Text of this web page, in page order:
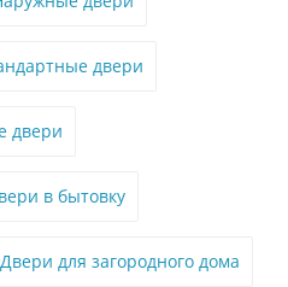
двери
двери
в бытовку
для загородного дома